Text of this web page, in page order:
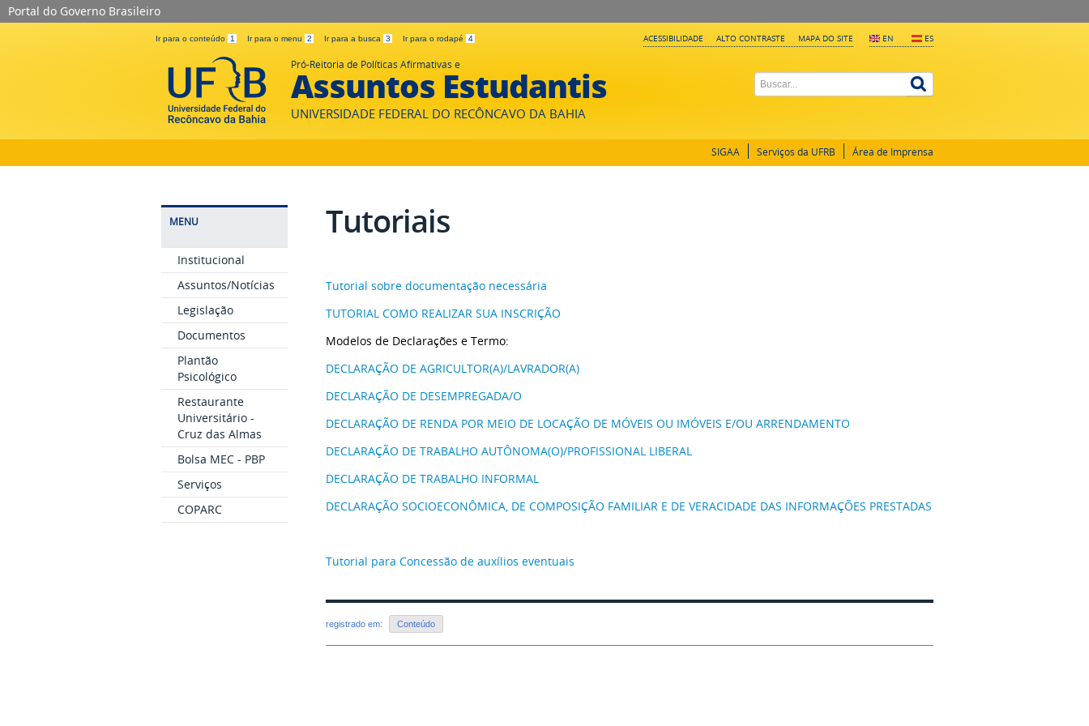
Portal do Governo Brasileiro
Ir para o conteúdo 1 Ir para o menu 2 Ir para a busca 3 Ir para o rodapé 4 EN ES
ACESSIBILIDADE ALTO CONTRASTE MAPA DO SITE
Pró-Reitoria de Políticas Afirmativas e
Assuntos Estudantis
UNIVERSIDADE FEDERAL DO RECÔNCAVO DA BAHIA
SIGAA Serviços da UFRB Área de Imprensa
MENU
Institucional
Assuntos/Notícias
Legislação
Documentos
Plantão
Psicológico
Restaurante
Universitário -
Cruz das Almas
Bolsa MEC - PBP
Serviços
COPARC
Tutoriais
Tutorial sobre documentação necessária
TUTORIAL COMO REALIZAR SUA INSCRIÇÃO
Modelos de Declarações e Termo:
DECLARAÇÃO DE AGRICULTOR(A)/LAVRADOR(A)
DECLARAÇÃO DE DESEMPREGADA/O
DECLARAÇÃO DE RENDA POR MEIO DE LOCAÇÃO DE MÓVEIS OU IMÓVEIS E/OU ARRENDAMENTO
DECLARAÇÃO DE TRABALHO AUTÔNOMA(O)/PROFISSIONAL LIBERAL
DECLARAÇÃO DE TRABALHO INFORMAL
DECLARAÇÃO SOCIOECONÔMICA, DE COMPOSIÇÃO FAMILIAR E DE VERACIDADE DAS INFORMAÇÕES PRESTADAS
Tutorial para Concessão de auxílios eventuais
registrado em: Conteúdo